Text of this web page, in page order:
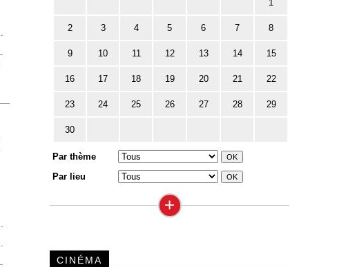
1
2 3 4 5 6 7 8
9 10 11 12 13 14 15
16 17 18 19 20 21 22
23 24 25 26 27 28 29
30
Par thème
Par lieu
+
CINÉMA